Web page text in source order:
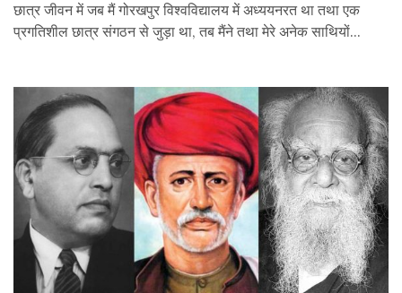
छात्र जीवन में जब मैं गोरखपुर विश्वविद्यालय में अध्ययनरत था तथा एक
प्रगतिशील छात्र संगठन से जुड़ा था, तब मैंने तथा मेरे अनेक साथियों...